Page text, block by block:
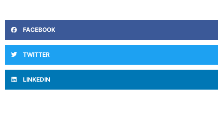
FACEBOOK
TWITTER
LINKEDIN